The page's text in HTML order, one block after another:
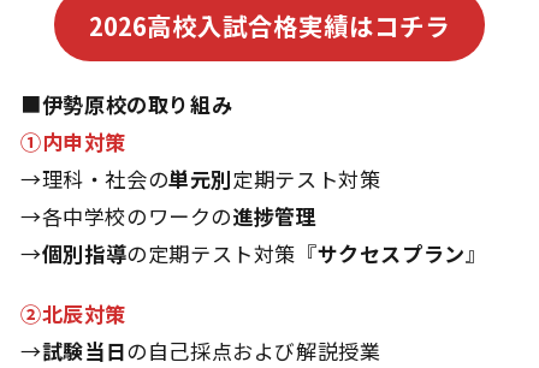
2026高校入試合格実績はコチラ
■伊勢原校の取り組み
①内申対策
→理科・社会の単元別定期テスト対策
→各中学校のワークの進捗管理
→個別指導の定期テスト対策『サクセスプラン 』
②北辰対策
→試験当日の自己採点および解説授業